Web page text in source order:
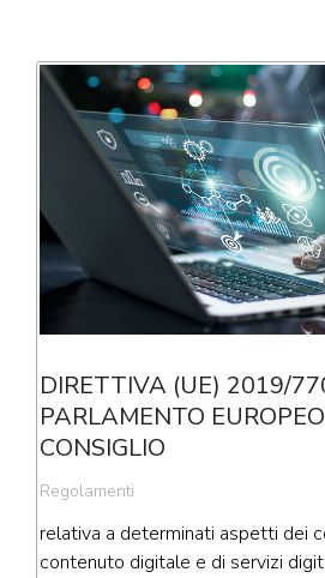
DIRETTIVA (UE) 2019/
PARLAMENTO
CONSIGLIO
Regolamenti
relativa a determinati aspetti dei
contenuto digitale e di servizi